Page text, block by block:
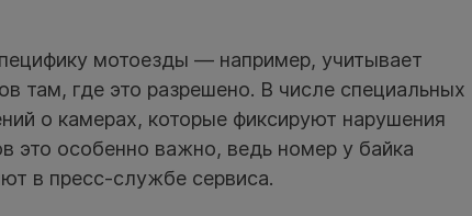
мотоезды — например, учитывает
там, где это разрешено. В числе специальных
о камерах, которые фиксируют нарушения
это особенно важно, ведь номер у байка
в пресс-службе сервиса.